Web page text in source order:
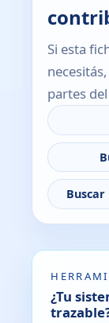
Si esta
partes
Buscar
¿Tu